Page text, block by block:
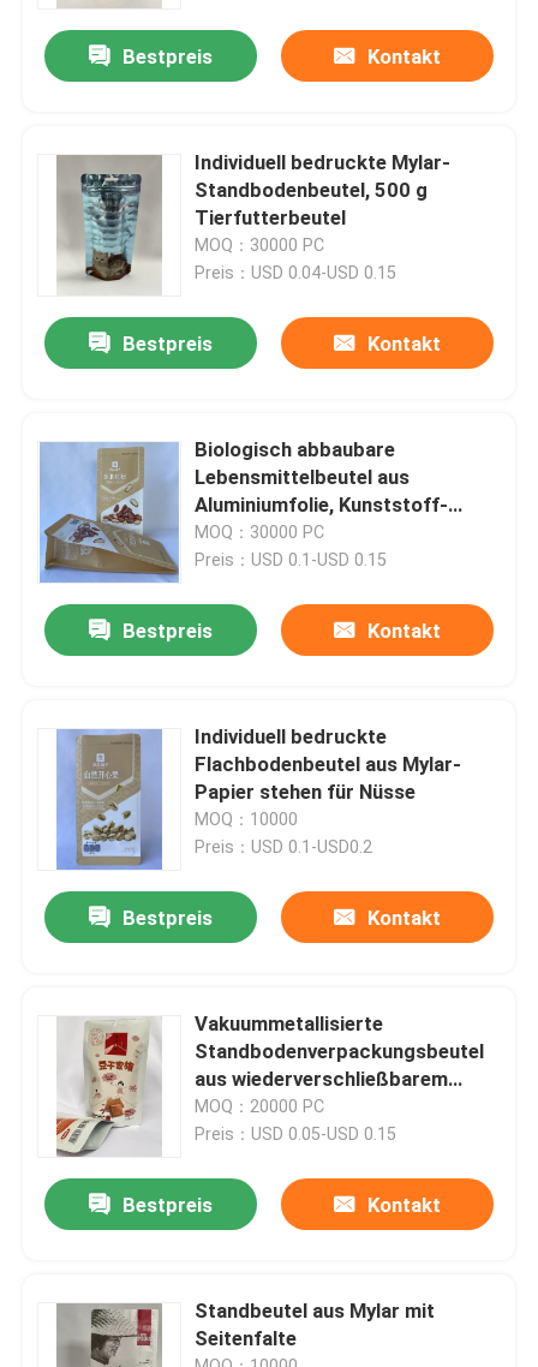
Produkte
Über uns
Fabrik-Ausflug
Treten Sie mit uns in Verbindung
Nachrichten
Fälle
Ausgussverpackungsbeutel
Bestpreis Kontakt
Individuell bedruckte Mylar-
Standbodenbeutel, 500 g
Tierfutterbeutel
MOQ：30000 PC
Preis：USD 0.04-USD 0.15
Bestpreis Kontakt
Biologisch abbaubare
Lebensmittelbeutel aus
Aluminiumfolie, Kunststoff-
Mylar-Standbeutel für
Lebensmittel
MOQ：30000 PC
Preis：USD 0.1-USD 0.15
Bestpreis Kontakt
Individuell bedruckte
Flachbodenbeutel aus Mylar-
Papier stehen für Nüsse
MOQ：10000
Preis：USD 0.1-USD0.2
Bestpreis Kontakt
Vakuummetallisierte
Standbodenverpackungsbeutel
aus wiederverschließbarem
Mylar
MOQ：20000 PC
Preis：USD 0.05-USD 0.15
Bestpreis Kontakt
Standbeutel aus Mylar mit
Seitenfalte